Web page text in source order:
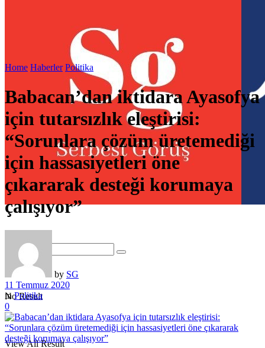
No Result
View All Result
Home Haberler Politika
Babacan’dan iktidara Ayasofya
için tutarsızlık eleştirisi:
“Sorunlara çözüm üretemediği
için hassasiyetleri öne
çıkararak desteği korumaya
çalışıyor”
by SG
11 Temmuz 2020
in Politika
0